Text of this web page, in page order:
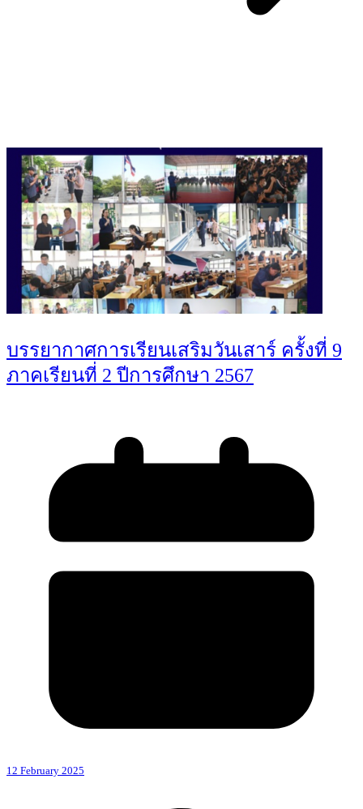
บรรยากาศการเรียนเสริมวันเสาร์ ครั้งที่ 9
ภาคเรียนที่ 2 ปีการศึกษา 2567
12 February 2025